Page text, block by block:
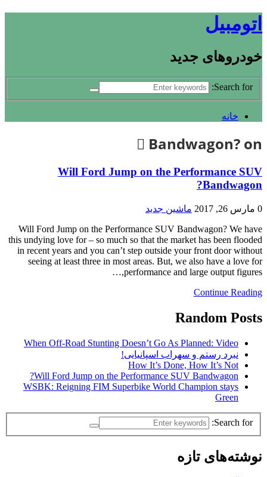
اتومبیل
خودروهای جدید
Search for:
خانه
Bandwagon? on
Will Ford Jump on the Performance SUV
Bandwagon?
0 مارس 26, 2017
ماشین جدید
Will Ford Jump on the Performance SUV Bandwagon? We have
this undying love for – so much so that the market has been flooded
in recent years and you can’t step outside your front door without
seeing at least three in most areas. But, we also have a love for
performance and large output figures,…
Continue Reading
Random Posts
When Off-Road Stunting Doesn’t Go As Planned: Video
نبرد رستم و سهراب اسپانیایی!
How It’s Done, How It’s Not
Will Ford Jump on the Performance SUV Bandwagon?
WSBK: Reigning FIM Superbike World Champion stays
Green
Search for:
نوشته‌های تازه